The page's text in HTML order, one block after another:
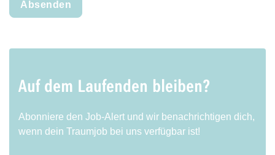
Absenden
Auf dem Laufenden bleiben?
Abonniere den Job-Alert und wir benachrichtigen dich,
wenn dein Traumjob bei uns verfügbar ist!